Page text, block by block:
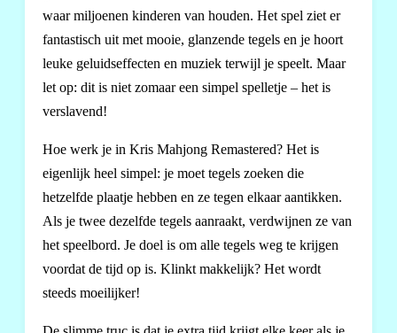
waar miljoenen kinderen van houden. Het spel ziet er
fantastisch uit met mooie, glanzende tegels en je hoort
leuke geluidseffecten en muziek terwijl je speelt. Maar
let op: dit is niet zomaar een simpel spelletje – het is
verslavend!
Hoe werk je in Kris Mahjong Remastered? Het is
eigenlijk heel simpel: je moet tegels zoeken die
hetzelfde plaatje hebben en ze tegen elkaar aantikken.
Als je twee dezelfde tegels aanraakt, verdwijnen ze van
het speelbord. Je doel is om alle tegels weg te krijgen
voordat de tijd op is. Klinkt makkelijk? Het wordt
steeds moeilijker!